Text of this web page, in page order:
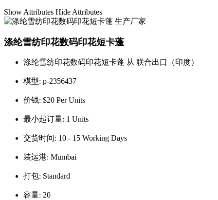
Show Attributes Hide Attributes
涤纶雪纺印花数码印花短卡蓬
涤纶雪纺印花数码印花短卡蓬 从 联合出口（印度）
模型: p-2356437
价钱: $20 Per Units
最小起订量: 1 Units
交货时间: 10 - 15 Working Days
装运港: Mumbai
打包: Standard
容量: 20